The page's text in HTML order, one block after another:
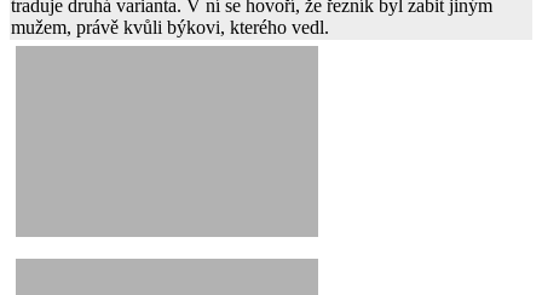
traduje druhá varianta. V ní se hovoří, že řezník byl zabit jiným
mužem, právě kvůli býkovi, kterého vedl.